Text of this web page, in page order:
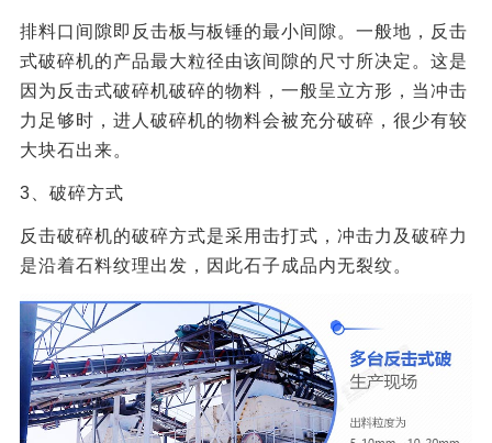
排料口间隙即反击板与板锤的最小间隙。一般地，反击
式破碎机的产品最大粒径由该间隙的尺寸所决定。这是
因为反击式破碎机破碎的物料，一般呈立方形，当冲击
力足够时，进人破碎机的物料会被充分破碎，很少有较
大块石出来。
3、破碎方式
反击破碎机的破碎方式是采用击打式，冲击力及破碎力
是沿着石料纹理出发，因此石子成品内无裂纹。